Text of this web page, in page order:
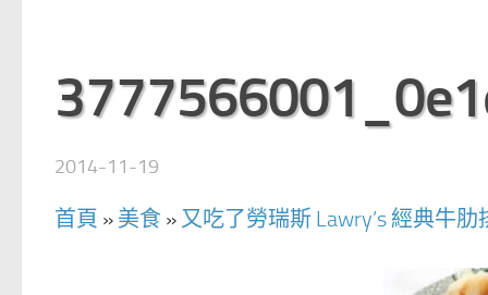
2014-11-19
首頁 » 美食 » 又吃了勞瑞斯 Lawry’s 經典牛肋